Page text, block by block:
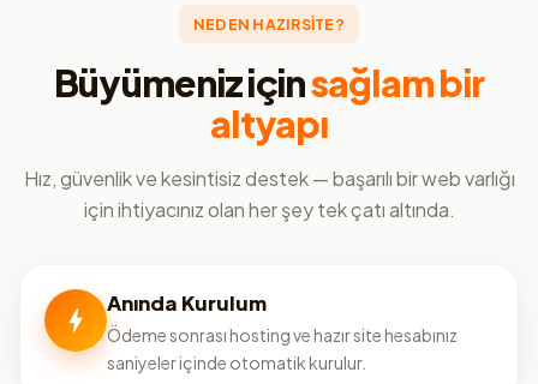
NEDEN HAZIRSİTE?
Büyümeniz içinsağlam bir
altyapı
Hız, güvenlik ve kesintisiz destek — başarılı bir web varlığı
için ihtiyacınız olan her şey tek çatı altında.
Anında Kurulum
Ödeme sonrası hosting ve hazır site hesabınız
saniyeler içinde otomatik kurulur.